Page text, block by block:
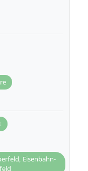
Eisenbahn-